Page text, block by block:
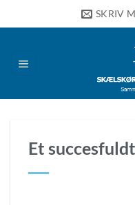
til
SKRIV
Et